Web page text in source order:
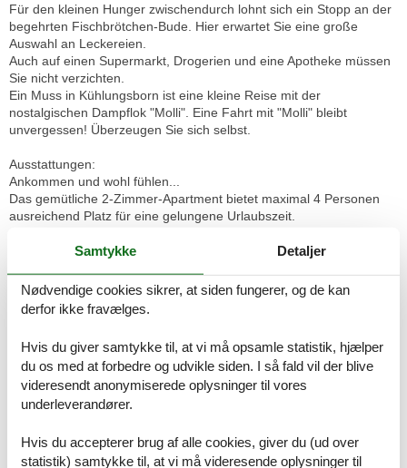
Für den kleinen Hunger zwischendurch lohnt sich ein Stopp an der
begehrten Fischbrötchen-Bude. Hier erwartet Sie eine große
Auswahl an Leckereien.
Auch auf einen Supermarkt, Drogerien und eine Apotheke müssen
Sie nicht verzichten.
Ein Muss in Kühlungsborn ist eine kleine Reise mit der
nostalgischen Dampflok "Molli". Eine Fahrt mit "Molli" bleibt
unvergessen! Überzeugen Sie sich selbst.
Ausstattungen:
Ankommen und wohl fühlen...
Das gemütliche 2-Zimmer-Apartment bietet maximal 4 Personen
ausreichend Platz für eine gelungene Urlaubszeit.
Freuen Sie sich auf entspannte Stunden im behaglichen
die für die Nacht einen Schlafplatz für 2 Personen bietet. Am Abend
können Sie hier gemütlich beisammensitzen und bei einem
leckeren Getränk einen spannenden Tag gemeinsam Revue
Fernseher.
An den Wohnbereich grenzt der Essbereich mit einer kleinen
Küchenzeile, die voll ausgestattet ist. Hier finden Sie einen 2-
Toaster, Kaffeemaschine, Wasserkocher und natürlich genügend
Geschirr.
Samtykke Detaljer
Nødvendige cookies sikrer, at siden fungerer, og de kan
derfor ikke fravælges.
Hvis du giver samtykke til, at vi må opsamle statistik, hjælper
du os med at forbedre og udvikle siden. I så fald vil der blive
videresendt anonymiserede oplysninger til vores
underleverandører.
Hvis du accepterer brug af alle cookies, giver du (ud over
statistik) samtykke til, at vi må videresende oplysninger til